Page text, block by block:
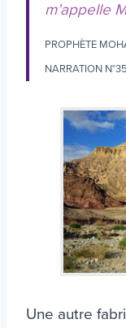
m’appelle
PROPHÈTE
NARRATION
Une autre